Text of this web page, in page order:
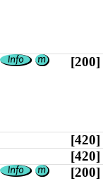
[200]
[420]
[420]
[200]